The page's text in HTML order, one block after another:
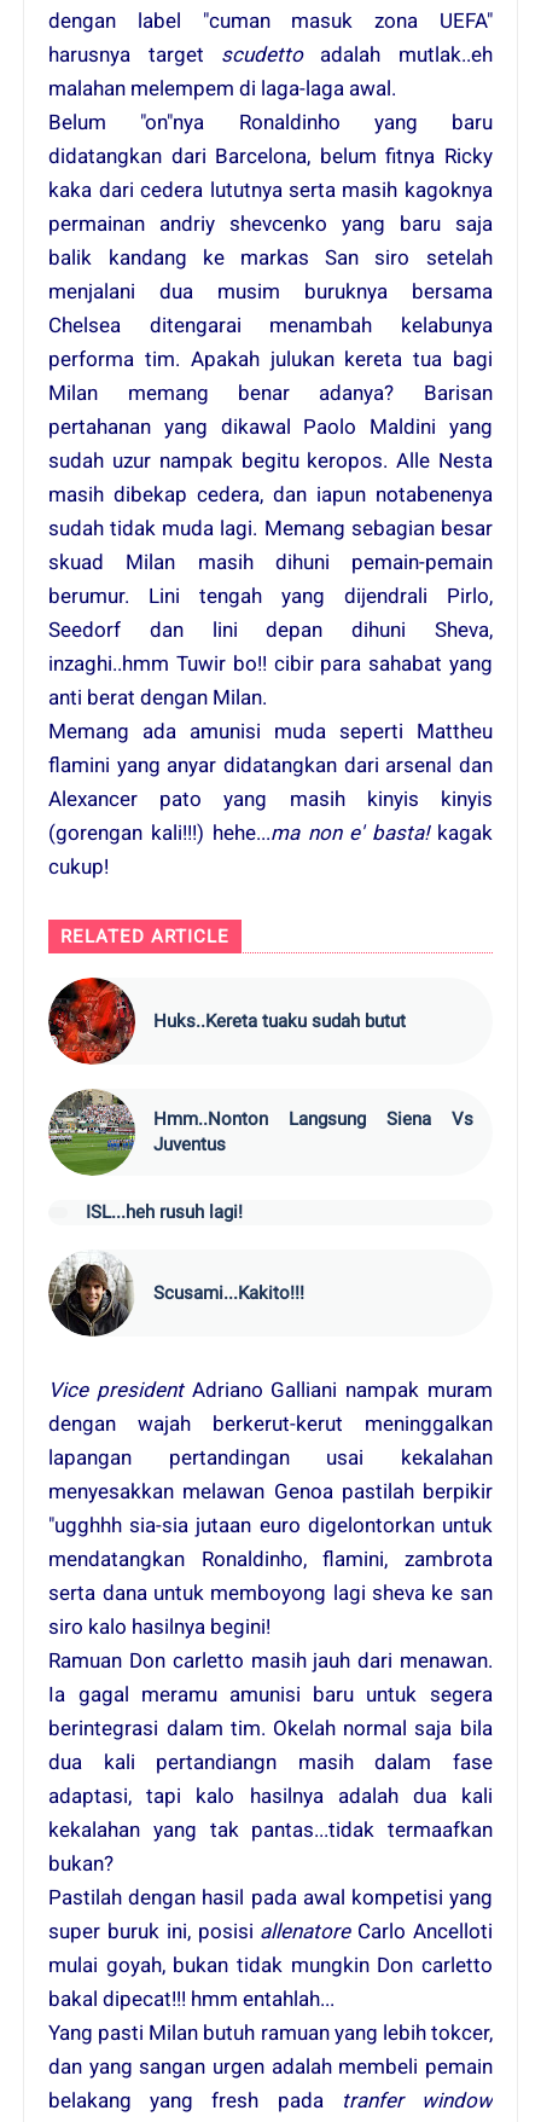
dengan label "cuman masuk zona UEFA"
harusnya target scudettoadalah mutlak..eh
malahan melempem di laga-laga awal.
Belum "on"nya Ronaldinho yang baru
didatangkan dari Barcelona, belum fitnya Ricky
kaka dari cedera lututnya serta masih kagoknya
permainan andriy shevcenko yang baru saja
balik kandang ke markas San siro setelah
menjalani dua musim buruknya bersama
Chelsea ditengarai menambah kelabunya
performa tim. Apakah julukan kereta tua bagi
Milan memang benar adanya? Barisan
pertahanan yang dikawal Paolo Maldini yang
sudah uzur nampak begitu keropos. Alle Nesta
masih dibekap cedera, dan iapun notabenenya
sudah tidak muda lagi. Memang sebagian besar
skuad Milan masih dihuni pemain-pemain
berumur. Lini tengah yang dijendrali Pirlo,
Seedorf dan lini depan dihuni Sheva,
inzaghi..hmm Tuwir bo!! cibir para sahabat yang
anti berat dengan Milan.
Memang ada amunisi muda seperti Mattheu
flamini yang anyar didatangkan dari arsenal dan
Alexancer pato yang masih kinyis kinyis
(gorengan kali!!!) hehe...ma non e' basta!kagak
cukup!
RELATED ARTICLE
Huks..Kereta tuaku sudah butut
Hmm..Nonton Langsung Siena Vs
Juventus
ISL...heh rusuh lagi!
Scusami...Kakito!!!
Vice presidentAdriano Galliani nampak muram
dengan wajah berkerut-kerut meninggalkan
lapangan pertandingan usai kekalahan
menyesakkan melawan Genoa pastilah berpikir
"ugghhh sia-sia jutaan euro digelontorkan untuk
mendatangkan Ronaldinho, flamini, zambrota
serta dana untuk memboyong lagi sheva ke san
siro kalo hasilnya begini!
Ramuan Don carletto masih jauh dari menawan.
Ia gagal meramu amunisi baru untuk segera
berintegrasi dalam tim. Okelah normal saja bila
dua kali pertandiangn masih dalam fase
adaptasi, tapi kalo hasilnya adalah dua kali
kekalahan yang tak pantas...tidak termaafkan
bukan?
Pastilah dengan hasil pada awal kompetisi yang
super buruk ini, posisi allenatore Carlo Ancelloti
mulai goyah, bukan tidak mungkin Don carletto
bakal dipecat!!! hmm entahlah...
Yang pasti Milan butuh ramuan yang lebih tokcer,
dan yang sangan urgen adalah membeli pemain
belakang yang fresh pada
tranfer window